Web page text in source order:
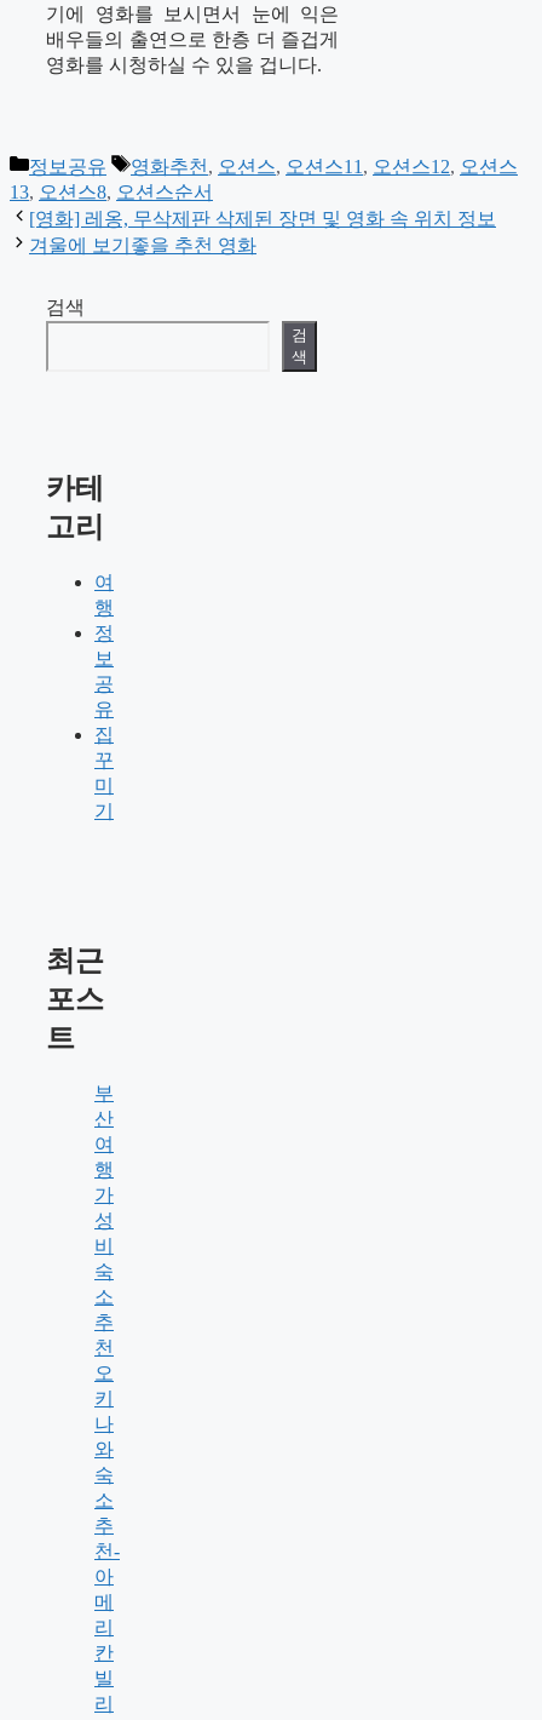
기에 영화를 보시면서 눈에 익은
배우들의 출연으로 한층 더 즐겁게
영화를 시청하실 수 있을 겁니다.
카
테
고
리
정보공유
태
그
영화추천 , 오션스, 오션스11 , 오션스12, 오션스
13, 오션스8, 오션스순서
[영화] 레옹, 무삭제판 삭제된 장면 및 영화 속 위치 정보
겨울에 보기좋을 추천 영화
검색
검
색
카테
고리
여
행
정
보
공
유
집
꾸
미
기
최근
포스
트
부
산
여
행
가
성
비
숙
소
추
천
오
키
나
와
숙
소
추
천-
아
메
리
칸
빌
리